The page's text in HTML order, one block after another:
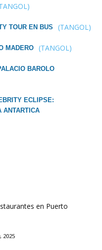
TOUR EN BUS (TANGOL)
MADERO (TANGOL)
BAROLO
ECLIPSE:
ANTARTICA
en Puerto
2025